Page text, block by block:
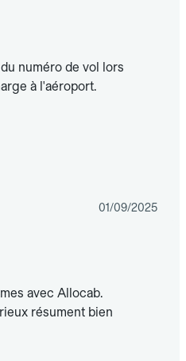
numéro de vol lors
à l'aéroport.
01/09/2025
avec Allocab.
résument bien